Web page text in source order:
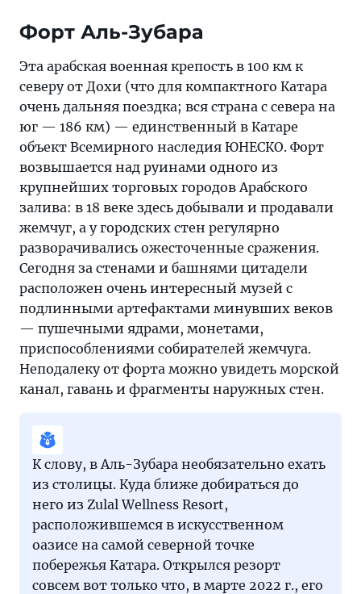
Форт Аль-Зубара
Эта арабская военная крепость в 100 км к
северу от Дохи (что для компактного Катара
очень дальняя поездка; вся страна с севера на
юг — 186 км) — единственный в Катаре
объект Всемирного наследия ЮНЕСКО. Форт
возвышается над руинами одного из
крупнейших торговых городов Арабского
залива: в 18 веке здесь добывали и продавали
жемчуг, а у городских стен регулярно
разворачивались ожесточенные сражения.
Сегодня за стенами и башнями цитадели
расположен очень интересный музей с
подлинными артефактами минувших веков
— пушечными ядрами, монетами,
приспособлениями собирателей жемчуга.
Неподалеку от форта можно увидеть морской
канал, гавань и фрагменты наружных стен.
К слову, в Аль-Зубара необязательно ехать
из столицы. Куда ближе добираться до
него из Zulal Wellness Resort,
расположившемся в искусственном
оазисе на самой северной точке
побережья Катара. Открылся резорт
совсем вот только что, в марте 2022 г., его